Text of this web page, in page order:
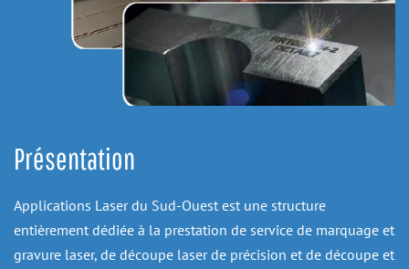
Présentation
Applications Laser du Sud-Ouest est une structure
entièrement dédiée à la prestation de service de marquage et
gravure laser, de découpe laser de précision et de découpe et